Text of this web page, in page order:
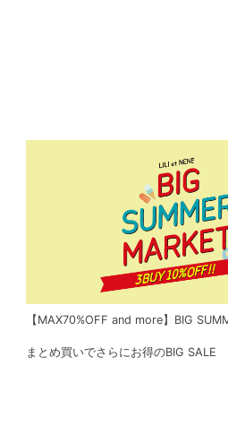
【MAX70%OFF and more】BIG
まとめ買いでさらにお得のBIG SALE